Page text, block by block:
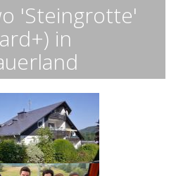
'Steingrotte'
in